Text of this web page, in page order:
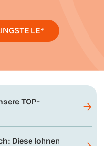
TOP-
Diese lohnen